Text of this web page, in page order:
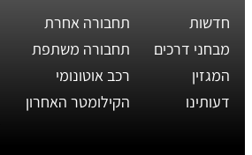
חדשות
מבחני דרכים
המגזין
דעותינו
תחבורה אחרת
תחבורה משתפת
רכב אוטונומי
הקילומטר האחרון